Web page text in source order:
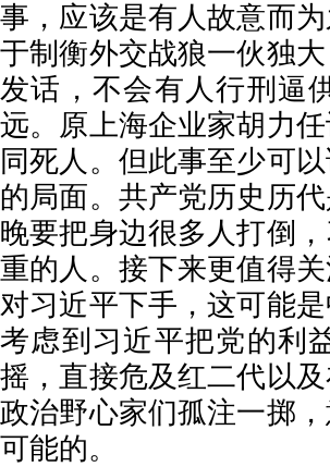
事，应该是有人故意而
于制衡外交战狼一伙独
发话，不会有人行刑逼
远。原上海企业家胡力
同死人。但此事至少可
的局面。共产党历史历
晚要把身边很多人打倒
重的人。接下来更值得
对习近平下手，这可能
考虑到习近平把党的利
摇，直接危及红二代以
政治野心家们孤注一掷
可能的。